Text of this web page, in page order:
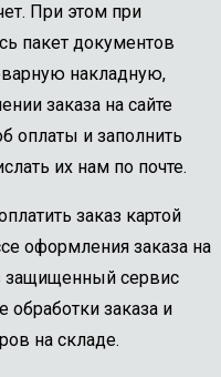
При этом при
пакет документов
накладную,
заказа на сайте
оплаты и заполнить
их нам по почте.
заказ картой
оформления заказа на
защищенный сервис
заказа и
на складе.